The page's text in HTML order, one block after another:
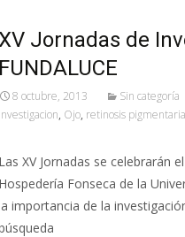
XV Jornadas de
FUNDALUCE
8 octubre, 2013 Sin categoría
Investigacion, Ojo, retinosis pigmentaria
Las XV Jornadas se celebrarán
Hospedería Fonseca de la
importancia de la